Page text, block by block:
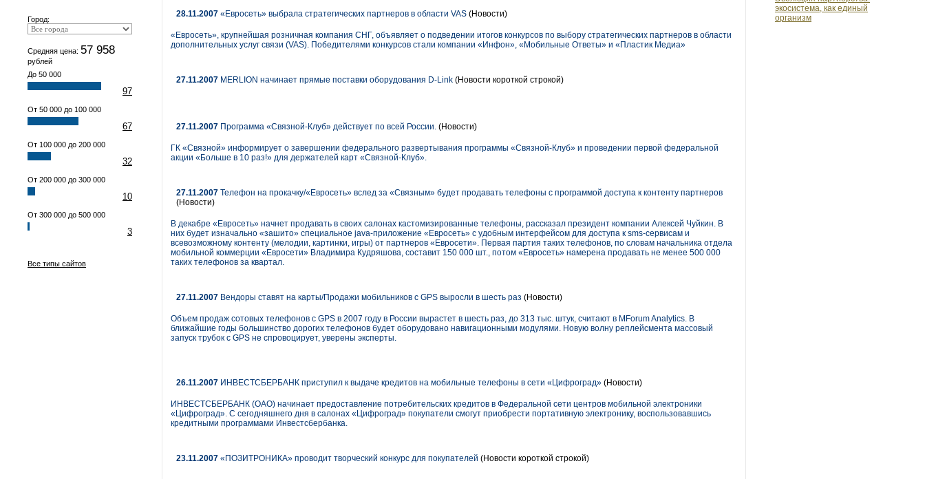
Город:
Средняя цена: 57 958
рублей
До 50 000
97
От 50 000 до 100 000
67
От 100 000 до 200 000
32
От 200 000 до 300 000
10
От 300 000 до 500 000
3
Все типы сайтов
экосистема, как единый
организм
28.11.2007 «Евросеть» выбрала стратегических партнеров в области VAS (Новости)
«Евросеть», крупнейшая розничная компания СНГ, объявляет о подведении итогов конкурсов по выбору стратегических партнеров в области
дополнительных услуг связи (VAS). Победителями конкурсов стали компании «Инфон», «Мобильные Ответы» и «Пластик Медиа»
27.11.2007 MERLION начинает прямые поставки оборудования D-Link (Новости короткой строкой)
27.11.2007 Программа «Связной-Клуб» действует по всей России. (Новости)
ГК «Связной» информирует о завершении федерального развертывания программы «Связной-Клуб» и проведении первой федеральной
акции «Больше в 10 раз!» для держателей карт «Связной-Клуб».
27.11.2007 Телефон на прокачку/«Евросеть» вслед за «Связным» будет продавать телефоны с программой доступа к контенту партнеров
(Новости)
В декабре «Евросеть» начнет продавать в своих салонах кастомизированные телефоны, рассказал президент компании Алексей Чуйкин. В
них будет изначально «зашито» специальное java-приложение «Евросеть» с удобным интерфейсом для доступа к sms-сервисам и
всевозможному контенту (мелодии, картинки, игры) от партнеров «Евросети». Первая партия таких телефонов, по словам начальника отдела
мобильной коммерции «Евросети» Владимира Кудряшова, составит 150 000 шт., потом «Евросеть» намерена продавать не менее 500 000
таких телефонов за квартал.
27.11.2007 Вендоры ставят на карты/Продажи мобильников с GPS выросли в шесть раз (Новости)
Объем продаж сотовых телефонов с GPS в 2007 году в России вырастет в шесть раз, до 313 тыс. штук, считают в MForum Analytics. В
ближайшие годы большинство дорогих телефонов будет оборудовано навигационными модулями. Новую волну ре­плейсмента массовый
запуск трубок с GPS не спровоцирует, уверены эксперты.
26.11.2007 ИНВЕСТСБЕРБАНК приступил к выдаче кредитов на мобильные телефоны в сети «Цифроград» (Новости)
ИНВЕСТСБЕРБАНК (ОАО) начинает предоставление потребительских кредитов в Федеральной сети центров мобильной электроники
«Цифроград». С сегодняшнего дня в салонах «Цифроград» покупатели смогут приобрести портативную электронику, воспользовавшись
кредитными программами Инвестсбербанка.
23.11.2007 «ПОЗИТРОНИКА» проводит творческий конкурс для покупателей (Новости короткой строкой)